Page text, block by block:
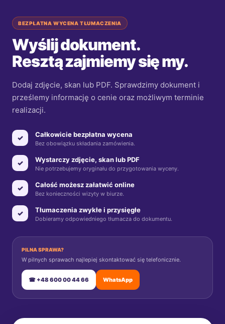
BEZPŁATNA WYCENA TŁUMACZENIA
Wyślij dokument.
Resztą zajmiemy się my.
Dodaj zdjęcie, skan lub PDF. Sprawdzimy dokument i
prześlemy informację o cenie oraz możliwym terminie
realizacji.
✓ Całkowicie bezpłatna wycena
Bez obowiązku składania zamówienia.
✓ Wystarczy zdjęcie, skan lub PDF
Nie potrzebujemy oryginału do przygotowania wyceny.
✓ Całość możesz załatwić online
Bez konieczności wizyty w biurze.
✓ Tłumaczenia zwykłe i przysięgłe
Dobieramy odpowiedniego tłumacza do dokumentu.
PILNA SPRAWA?
W pilnych sprawach najlepiej skontaktować się telefonicznie.
☎ +48 600 00 44 66 WhatsApp